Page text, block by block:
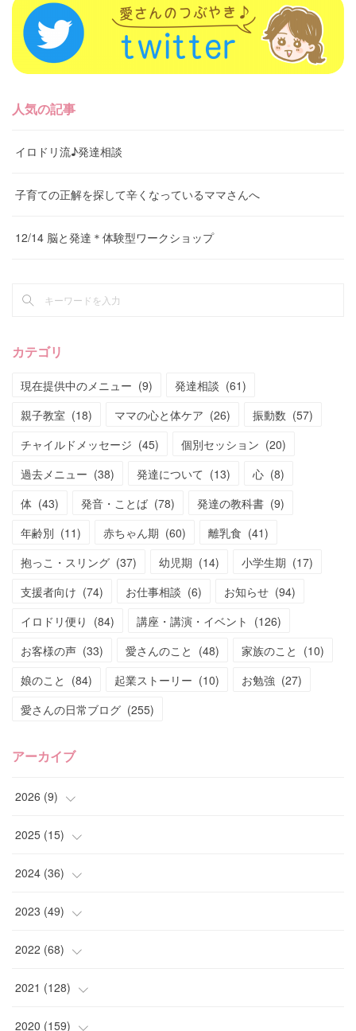
人気の記事
イロドリ流♪発達相談
子育ての正解を探して辛くなっているママさんへ
12/14 脳と発達＊体験型ワークショップ
カテゴリ
現在提供中のメニュー (9) 発達相談 (61)
親子教室 (18) ママの心と体ケア (26) 振動数 (57)
チャイルドメッセージ (45) 個別セッション (20)
過去メニュー (38) 発達について (13) 心 (8)
体 (43) 発音・ことば (78) 発達の教科書 (9)
年齢別 (11) 赤ちゃん期 (60) 離乳食 (41)
抱っこ・スリング (37) 幼児期 (14) 小学生期 (17)
支援者向け (74) お仕事相談 (6) お知らせ (94)
イロドリ便り (84) 講座・講演・イベント (126)
お客様の声 (33) 愛さんのこと (48) 家族のこと (10)
娘のこと (84) 起業ストーリー (10) お勉強 (27)
愛さんの日常ブログ (255)
アーカイブ
2026 (9)
(4)
(2)
(1)
(2)
2025 (15)
(4)
(2)
(2)
(3)
( 1)
2024 (36)
(2)
(2)
(1)
( 4)
2023 (49)
(1)
(2)
( 5)
2022 (68)
(6)
( 6)
2021 (128)
(10)
2020 (159)